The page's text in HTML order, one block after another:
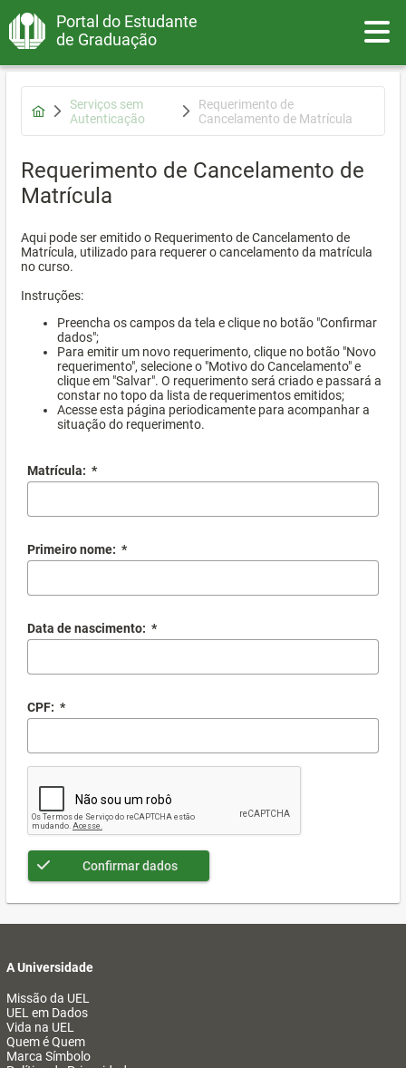
Portal do Estudante
de Graduação
Serviços sem
Autenticação
Requerimento de
Cancelamento de Matrícula
Requerimento de Cancelamento de
Matrícula
Aqui pode ser emitido o Requerimento de Cancelamento de
Matrícula, utilizado para requerer o cancelamento da matrícula
no curso.
Instruções:
Preencha os campos da tela e clique no botão "Confirmar
dados";
Para emitir um novo requerimento, clique no botão "Novo
requerimento", selecione o "Motivo do Cancelamento" e
clique em "Salvar". O requerimento será criado e passará a
constar no topo da lista de requerimentos emitidos;
Acesse esta página periodicamente para acompanhar a
situação do requerimento.
Matrícula: *
Primeiro nome: *
Data de nascimento: *
CPF: *
Confirmar dados
A Universidade
Missão da UEL
UEL em Dados
Vida na UEL
Quem é Quem
Marca Símbolo